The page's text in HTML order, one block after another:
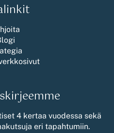
4 kertaa vuodessa sekä
eri tapahtumiin.